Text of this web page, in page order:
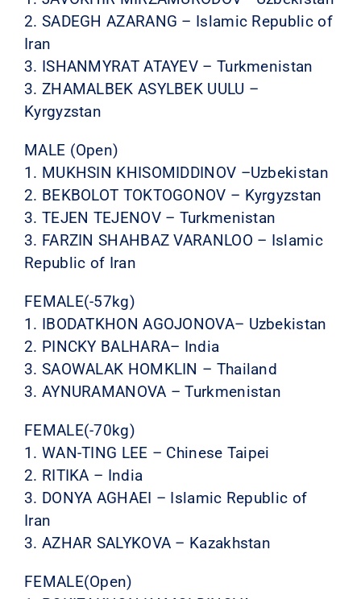
2. SADEGH AZARANG – Islamic Republic of
Iran
3. ISHANMYRAT ATAYEV – Turkmenistan
3. ZHAMALBEK ASYLBEK UULU –
Kyrgyzstan
MALE (Open)
1. MUKHSIN KHISOMIDDINOV –Uzbekistan
2. BEKBOLOT TOKTOGONOV – Kyrgyzstan
3. TEJEN TEJENOV – Turkmenistan
3. FARZIN SHAHBAZ VARANLOO – Islamic
Republic of Iran
FEMALE(-57kg)
1. IBODATKHON AGOJONOVA– Uzbekistan
2. PINCKY BALHARA– India
3. SAOWALAK HOMKLIN – Thailand
3. AYNURAMANOVA – Turkmenistan
FEMALE(-70kg)
1. WAN-TING LEE – Chinese Taipei
2. RITIKA – India
3. DONYA AGHAEI – Islamic Republic of
Iran
3. AZHAR SALYKOVA – Kazakhstan
FEMALE(Open)